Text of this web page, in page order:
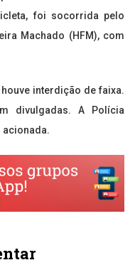
foi socorrida pelo
Machado (HFM), com
interdição de faixa.
divulgadas. A Polícia
acionada.